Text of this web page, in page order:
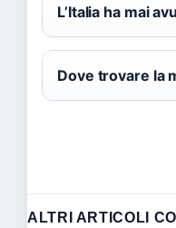
L’Italia ha mai
Dove trovare la
ALTRI ARTICOLI